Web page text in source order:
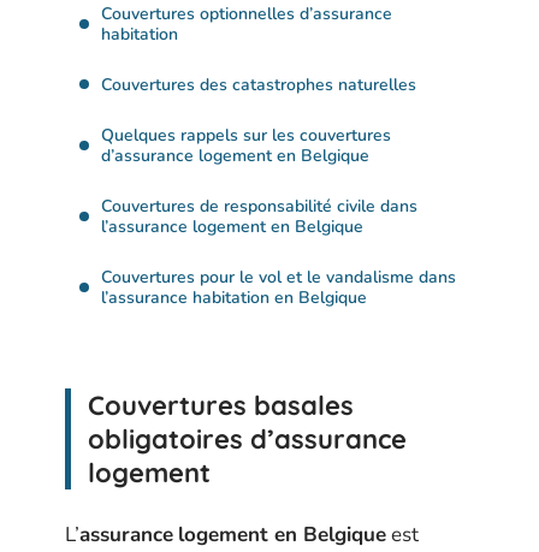
Couvertures optionnelles d’assurance
habitation
Couvertures des catastrophes naturelles
Quelques rappels sur les couvertures
d’assurance logement en Belgique
Couvertures de responsabilité civile dans
l’assurance logement en Belgique
Couvertures pour le vol et le vandalisme dans
l’assurance habitation en Belgique
Couvertures basales
obligatoires d’assurance
logement
L’assurance logement en Belgiqueest